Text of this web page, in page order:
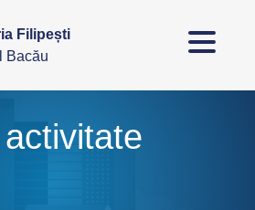
Filipești
Bacău